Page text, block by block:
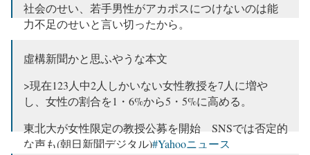
社会のせい、若手男性がアカポスにつけないのは能
力不足のせいと言い切ったから。
— あひるの先生 (@IMHO57)
虛構新聞かと思ふやうな本文
>現在123人中2人しかいない女性教授を7人に増や
し、女性の割合を1・6%から5・5%に高める。
東北大が女性限定の教授公募を開始 SNSでは否定的
な声も(朝日新聞デジタル)#Yahooニュース